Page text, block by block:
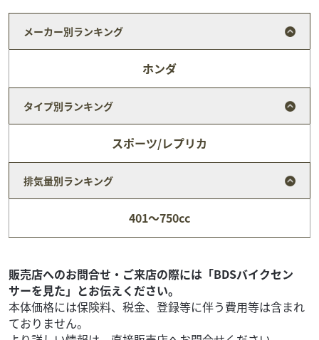
スズキ バイク王 盛岡店
Let's 2020年モデル・2BH-CA4AA型 ワンオー...
本体価格:19.80万円（税込）
2BH-CA4AA型 ◇ワンオーナー車 ◇サイドスタンド付き ◇
驚きの低走行車！走行...
メーカー別ランキング
ホンダ
タイプ別ランキング
スポーツ/レプリカ
排気量別ランキング
401～750cc
販売店へのお問合せ・ご来店の際には「BDSバイクセン
サーを見た」とお伝えください。
本体価格には保険料、税金、登録等に伴う費用等は含まれ
ておりません。